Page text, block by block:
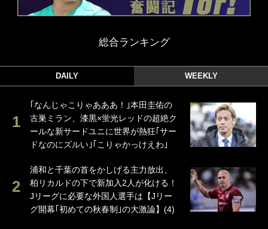
総合ランキング
DAILY WEEKLY
｢なんじゃこりゃあああ！｣本田圭佑の
古巣ミラン、漆黒×蛍光レッドの超絶ク
ールな新サードユニに世界が熱狂｢サー
ドなのにズルい｣｢こりゃかっけえわ｣
浦和と千葉の首をかしげる主力放出、
柏リカルドの下で新加入2人が化ける！
Jリーグに必要な外国人選手は【Jリー
グ開幕｢初めての秋春制｣の大激論】(4)